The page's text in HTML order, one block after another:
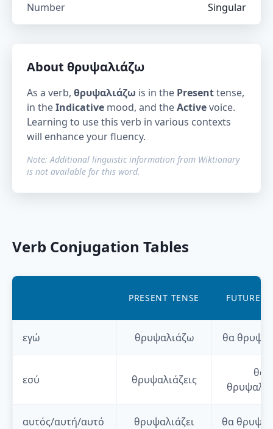
Number Singular
About θρυψαλιάζω
As a verb, θρυψαλιάζω is in the Presenttense,
in theIndicative mood, and theActivevoice.
Learning to use this verb in various contexts
will enhance your fluency.
Note: Additional linguistic information from Wiktionary
is not available for this word.
Verb Conjugation Tables
PRESENT TENSE FUTURE
εγώ θρυψαλιάζω θα
εσύ θρυψαλιάζεις
θα
αυτός/αυτή/αυτό θρυψαλιάζει θα